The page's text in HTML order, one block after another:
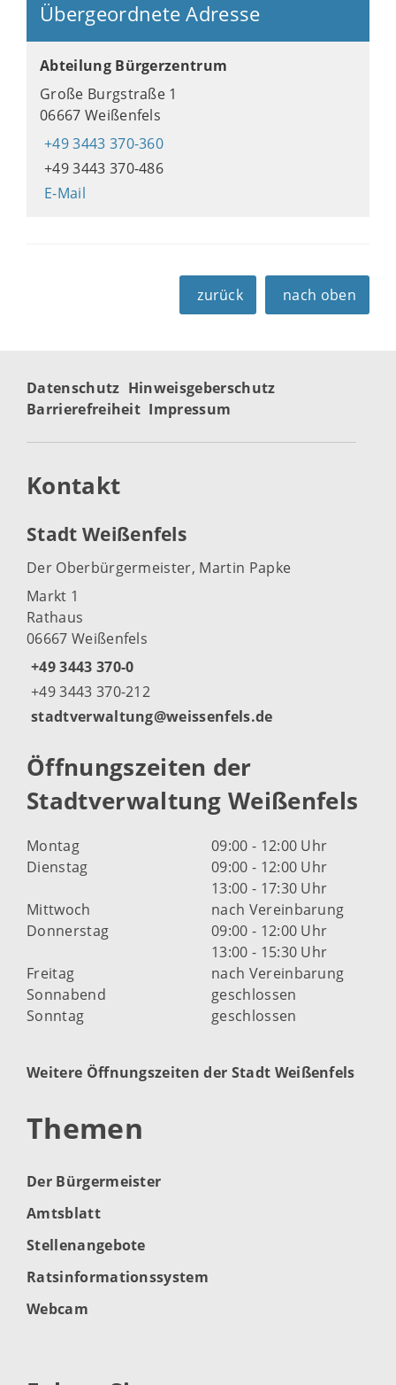
Übergeordnete Adresse
Abteilung Bürgerzentrum
Große Burgstraße 1
06667 Weißenfels
+49 3443 370-360
+49 3443 370-486
E-Mail
zurück nach oben
Datenschutz Hinweisgeberschutz
Barrierefreiheit Impressum
Kontakt
Stadt Weißenfels
Der Oberbürgermeister, Martin Papke
Markt 1
Rathaus
06667 Weißenfels
+49 3443 370-0
+49 3443 370-212
stadtverwaltung@weissenfels.de
Öffnungszeiten der
Stadtverwaltung Weißenfels
Montag
09:00 - 12:00 Uhr
Dienstag
09:00 - 12:00 Uhr
13:00 - 17:30 Uhr
Mittwoch
nach Vereinbarung
Donnerstag
09:00 - 12:00 Uhr
13:00 - 15:30 Uhr
Freitag
nach Vereinbarung
Sonnabend
geschlossen
Sonntag
geschlossen
Weitere Öffnungszeiten der Stadt Weißenfels
Themen
Der Bürgermeister
Amtsblatt
Stellenangebote
Ratsinformationssystem
Webcam